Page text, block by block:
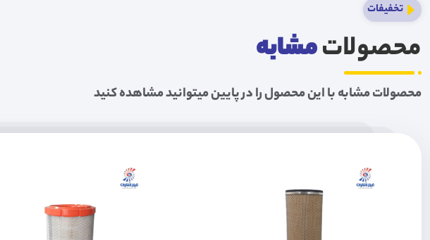
تخفیفات
محصولاتمشابه
محصولات مشابه با این محصول را در پایین میتوانید مشاهده کنید